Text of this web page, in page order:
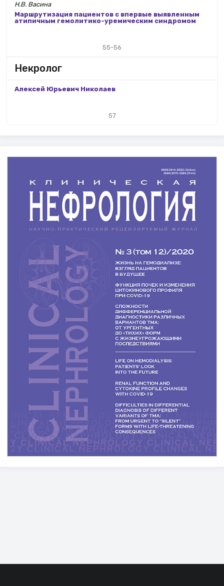
Н.В. Васина
Маршрутизация пациентов с впервые выявленным
атипичным гемолитико-уремическим синдромом
55-56
Некролог
Алексей Юрьевич Николаев
57